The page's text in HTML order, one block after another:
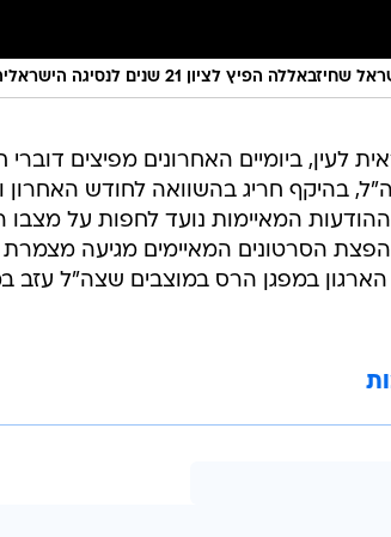
לציון 21 שנים לנסיגה הישראלית מלבנון
לעין, ביומיים האחרונים מפיצים דוברי
בהיקף חריג בהשוואה לחודש האחרון
ההודעות המאיימות נועד לחפות על
הסרטונים המאיימים מגיעה
במפגן הרס במוצבים שצה"ל עזב